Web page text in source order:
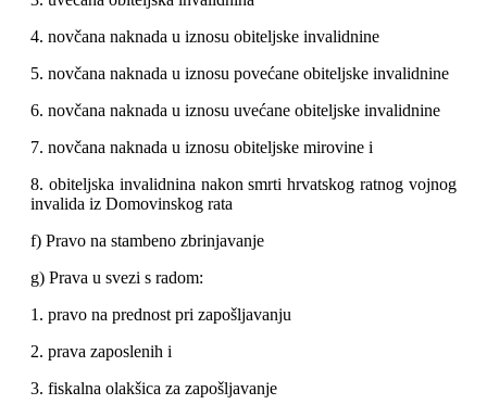
4. novčana naknada u iznosu obiteljske invalidnine
5. novčana naknada u iznosu povećane obiteljske invalidnine
6. novčana naknada u iznosu uvećane obiteljske invalidnine
7. novčana naknada u iznosu obiteljske mirovine i
8. obiteljska invalidnina nakon smrti hrvatskog ratnog vojnog
invalida iz Domovinskog rata
f) Pravo na stambeno zbrinjavanje
g) Prava u svezi s radom:
1. pravo na prednost pri zapošljavanju
2. prava zaposlenih i
3. fiskalna olakšica za zapošljavanje